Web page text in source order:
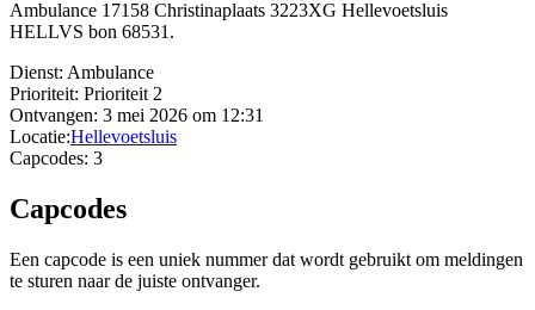
Ambulance 17158 Christinaplaats 3223XG Hellevoetsluis
HELLVS bon 68531.
Dienst: Ambulance
Prioriteit: Prioriteit 2
Ontvangen: 3 mei 2026 om 12:31
Locatie:Hellevoetsluis
Capcodes: 3
Capcodes
Een capcode is een uniek nummer dat wordt gebruikt om meldingen
te sturen naar de juiste ontvanger.